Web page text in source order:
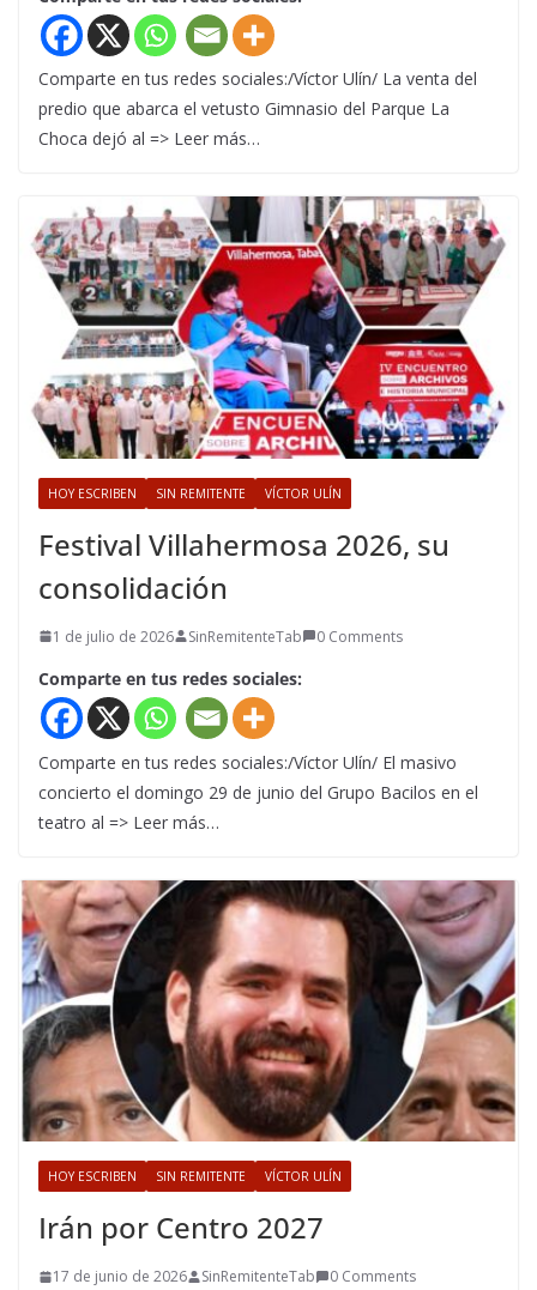
Comparte en tus redes sociales:/Víctor Ulín/ La venta del
predio que abarca el vetusto Gimnasio del Parque La
Choca dejó al => Leer más…
HOY ESCRIBEN SIN REMITENTE VÍCTOR ULÍN
Festival Villahermosa 2026, su
consolidación
1 de julio de 2026 SinRemitenteTab 0 Comments
Comparte en tus redes sociales:
Comparte en tus redes sociales:/Víctor Ulín/ El masivo
concierto el domingo 29 de junio del Grupo Bacilos en el
teatro al => Leer más…
HOY ESCRIBEN SIN REMITENTE VÍCTOR ULÍN
Irán por Centro 2027
17 de junio de 2026 SinRemitenteTab 0 Comments